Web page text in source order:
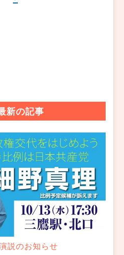
新の記事
説のお知らせ